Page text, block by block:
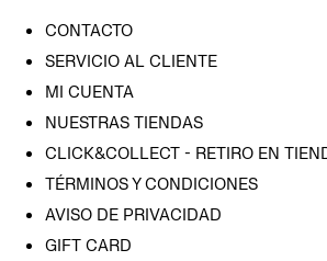
CONTACTO
SERVICIO AL CLIENTE
MI CUENTA
NUESTRAS TIENDAS
CLICK&COLLECT - RETIRO EN
TÉRMINOS Y CONDICIONES
AVISO DE PRIVACIDAD
GIFT CARD